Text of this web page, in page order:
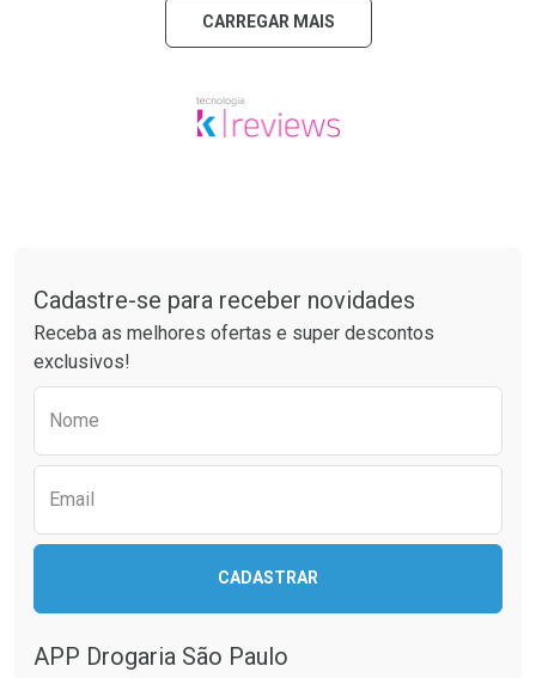
CARREGAR MAIS
Cadastre-se para receber novidades
Receba as melhores ofertas e super descontos
exclusivos!
Nome
Email
CADASTRAR
APP Drogaria São Paulo